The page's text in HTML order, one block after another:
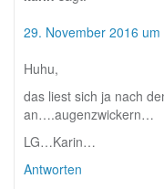
29. November 2016
Huhu,
das liest sich ja nach
an….augenzwickern…
LG…Karin…
Antworten